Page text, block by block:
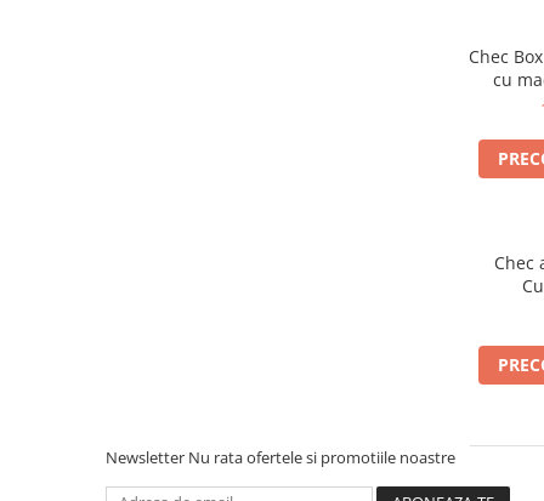
Chec
cu
Chec
Newsletter Nu rata ofertele si promotiile noastre